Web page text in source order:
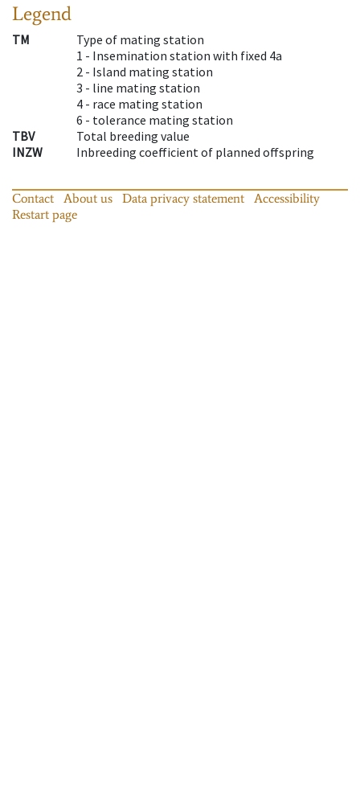
Legend
TM
Type of mating station
1 - Insemination station with fixed 4a
2 - Island mating station
3 - line mating station
4 - race mating station
6 - tolerance mating station
TBV
Total breeding value
INZW
Inbreeding coefficient of planned offspring
Contact About us Data privacy statement
Accessibility
Restart page